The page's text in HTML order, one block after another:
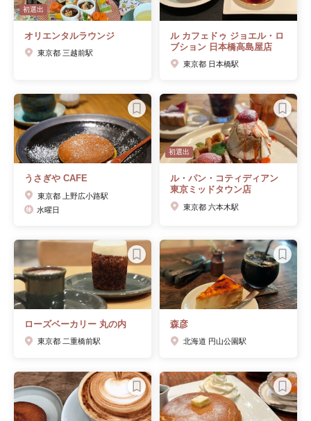
初選出
オリエンタルラウンジ
東京都 三越前駅
ル カフェドゥ ジョエル・ロ
ブション 日本橋高島屋店
東京都 日本橋駅
うさぎや CAFE
東京都 上野広小路駅
水曜日
初選出
ル・パン・コティディアン
東京ミッドタウン店
東京都 六本木駅
ローズベーカリー 丸の内
東京都 二重橋前駅
森彦
北海道 円山公園駅